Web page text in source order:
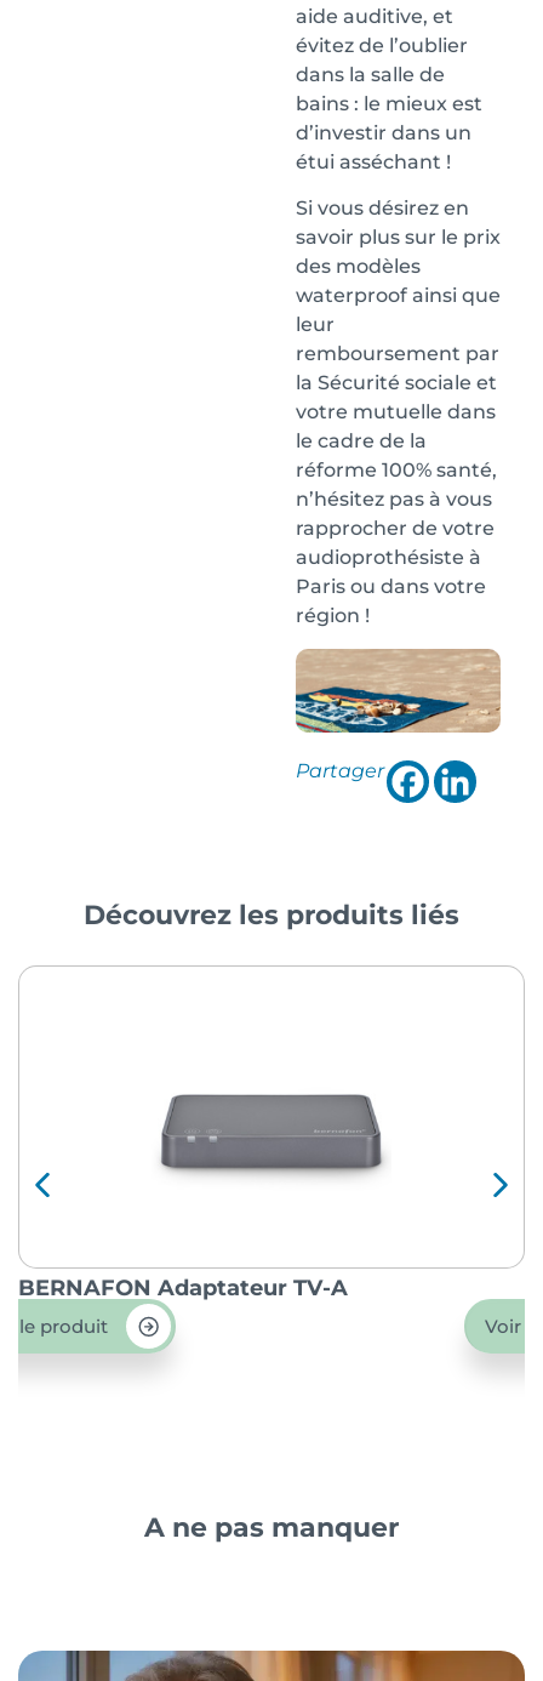
aide auditive, et
évitez de l’oublier
dans la salle de
bains : le mieux est
d’investir dans un
étui asséchant !
Si vous désirez en
savoir plus sur le prix
des modèles
waterproof ainsi que
leur
remboursement par
la Sécurité sociale et
votre mutuelle dans
le cadre de la
réforme 100% santé,
n’hésitez pas à vous
rapprocher de votre
audioprothésiste à
Paris ou dans votre
région !
Partager
Découvrez les produits liés
BERNAFON Adaptateur TV-A
le produit Voir
A ne pas manquer